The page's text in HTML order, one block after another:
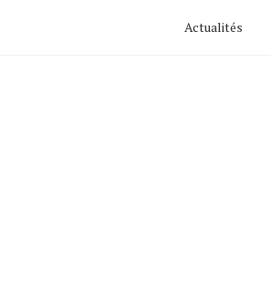
Actualités